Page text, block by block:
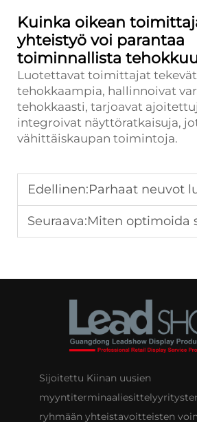
Kuinka oikean
yhteistyö voi parantaa
toiminnallista
Luotettavat toimittajat
tehokkaampia, hallinnoivat
tehokkaasti, tarjoavat
integroivat näyttöratkaisuja,
vähittäiskaupan toimintoja.
Edellinen:Parhaat neuvot luotettavan ruoka- ja
Seuraava:Miten optimoida suhdettasi kauneus- ja
Sijoitettu Kiinan uusien
ryhmään yhteistavoitteisten